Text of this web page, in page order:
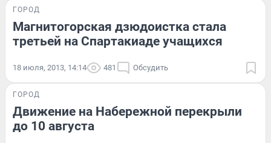
ГОРОД
Магнитогорская дзюдоистка стала
третьей на Спартакиаде учащихся
18 июля, 2013, 14:14 481 Обсудить
ГОРОД
Движение на Набережной перекрыли
до 10 августа